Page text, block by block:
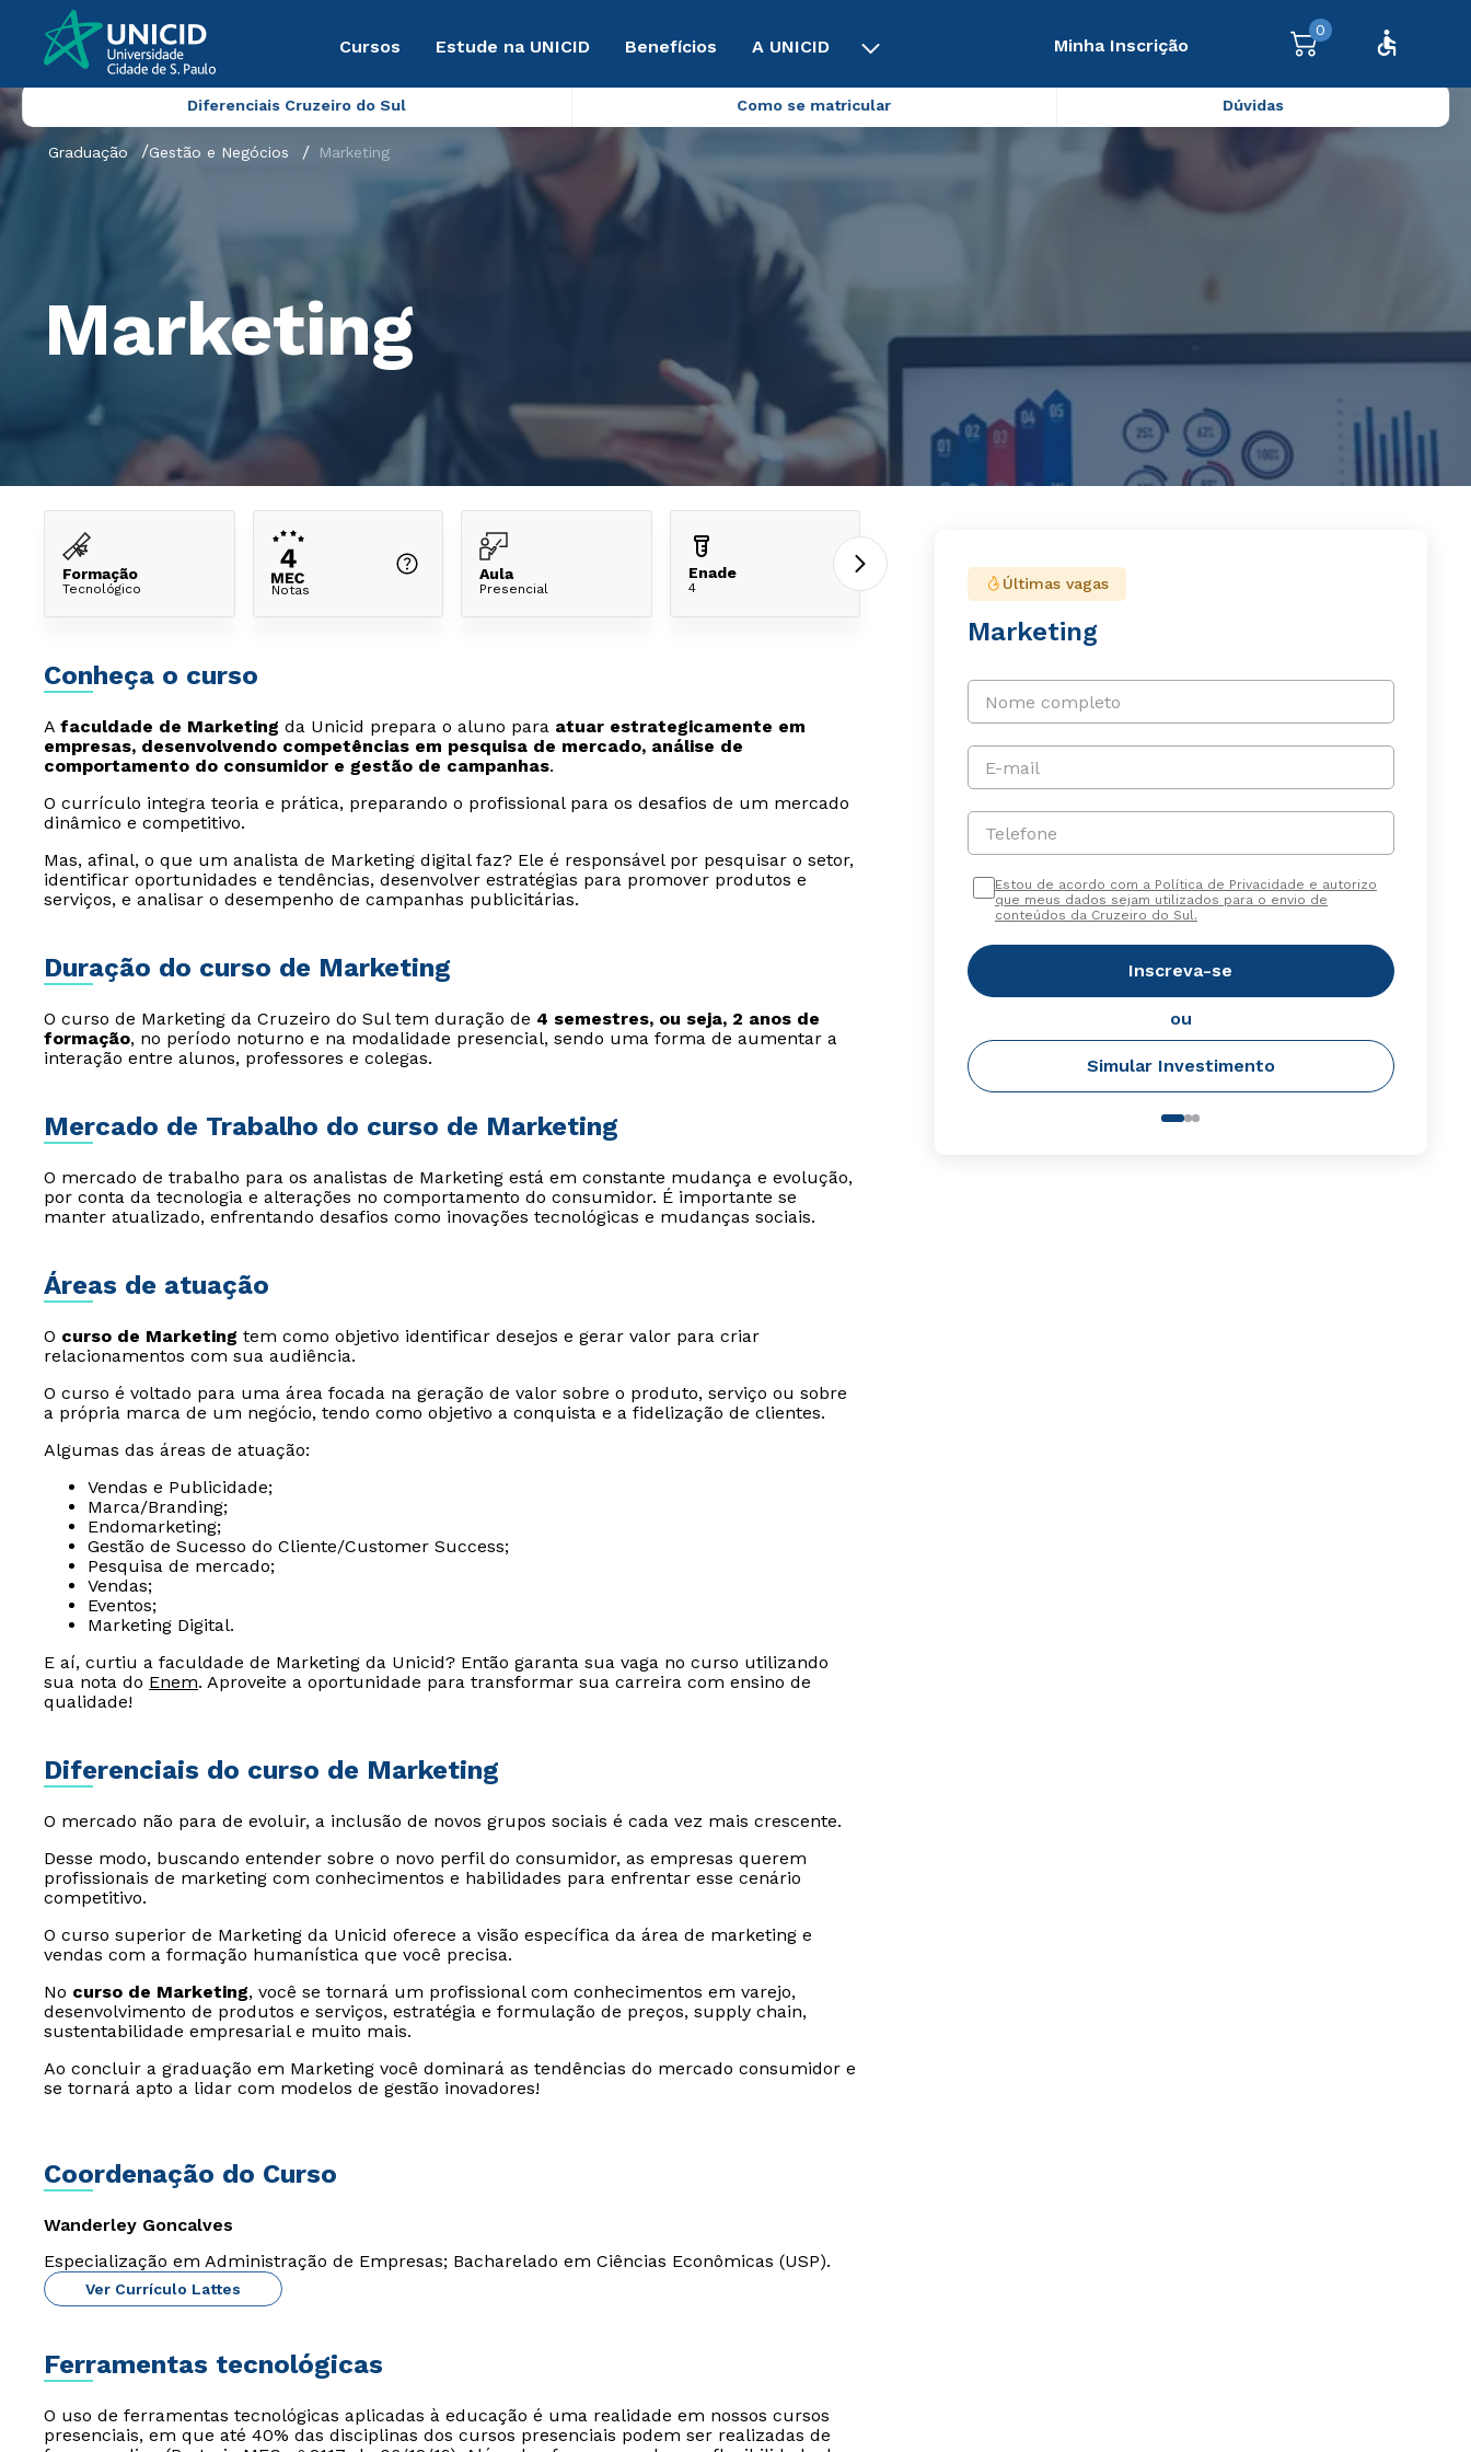
Cursos Estude na UNICID Benefícios A UNICID Minha Inscrição
0
Diferenciais Cruzeiro do Sul Como se matricular Dúvidas
Graduação Gestão e Negócios Marketing
Marketing
Formação
Tecnológico Notas
Aula
Presencial
Enade
4
Conheça o curso
A faculdade de Marketing da Unicid prepara o aluno para atuar estrategicamente em
empresas, desenvolvendo competências em pesquisa de mercado, análise de
comportamento do consumidor e gestão de campanhas.
O currículo integra teoria e prática, preparando o profissional para os desafios de um mercado
dinâmico e competitivo.
Mas, afinal, o que um analista de Marketing digital faz? Ele é responsável por pesquisar o setor,
identificar oportunidades e tendências, desenvolver estratégias para promover produtos e
serviços, e analisar o desempenho de campanhas publicitárias.
Duração do curso de Marketing
O curso de Marketing da Cruzeiro do Sul tem duração de 4 semestres, ou seja, 2 anos de
formação, no período noturno e na modalidade presencial, sendo uma forma de aumentar a
interação entre alunos, professores e colegas.
Mercado de Trabalho do curso de Marketing
O mercado de trabalho para os analistas de Marketing está em constante mudança e evolução,
por conta da tecnologia e alterações no comportamento do consumidor. É importante se
manter atualizado, enfrentando desafios como inovações tecnológicas e mudanças sociais.
Áreas de atuação
O curso de Marketing tem como objetivo identificar desejos e gerar valor para criar
relacionamentos com sua audiência.
O curso é voltado para uma área focada na geração de valor sobre o produto, serviço ou sobre
a própria marca de um negócio, tendo como objetivo a conquista e a fidelização de clientes.
Algumas das áreas de atuação:
Vendas e Publicidade;
Marca/Branding;
Endomarketing;
Gestão de Sucesso do Cliente/Customer Success;
Pesquisa de mercado;
Vendas;
Eventos;
Marketing Digital.
E aí, curtiu a faculdade de Marketing da Unicid? Então garanta sua vaga no curso utilizando
sua nota do Enem. Aproveite a oportunidade para transformar sua carreira com ensino de
qualidade!
Diferenciais do curso de Marketing
O mercado não para de evoluir, a inclusão de novos grupos sociais é cada vez mais crescente.
Desse modo, buscando entender sobre o novo perfil do consumidor, as empresas querem
profissionais de marketing com conhecimentos e habilidades para enfrentar esse cenário
competitivo.
O curso superior de Marketing da Unicid oferece a visão específica da área de marketing e
vendas com a formação humanística que você precisa.
No curso de Marketing, você se tornará um profissional com conhecimentos em varejo,
desenvolvimento de produtos e serviços, estratégia e formulação de preços, supply chain,
sustentabilidade empresarial e muito mais.
Ao concluir a graduação em Marketing você dominará as tendências do mercado consumidor e
se tornará apto a lidar com modelos de gestão inovadores!
Coordenação do Curso
Wanderley Goncalves
Especialização em Administração de Empresas; Bacharelado em Ciências Econômicas (USP).
Ver Currículo Lattes
Ferramentas tecnológicas
O uso de ferramentas tecnológicas aplicadas à educação é uma realidade em nossos cursos
presenciais, em que até 40% das disciplinas dos cursos presenciais podem ser realizadas de
Últimas vagas
Marketing
Nome completo
E-mail
Telefone
Estou de acordo com a Política de Privacidade e autorizo
que meus dados sejam utilizados para o envio de
conteúdos da Cruzeiro do Sul.
Inscreva-se
ou
Simular Investimento